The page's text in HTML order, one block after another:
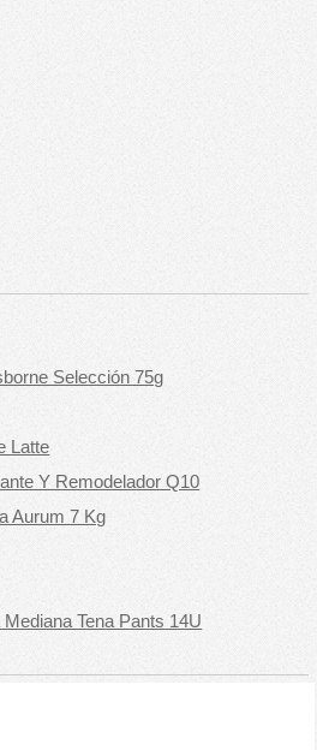
Selección 75g
Latte
Y Remodelador Q10
Aurum 7 Kg
Tena Pants 14U